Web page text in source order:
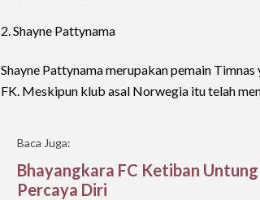
2. Shayne Pattynama
Shayne Pattynama merupakan pemain
FK. Meskipun klub asal Norwegia itu telah
Baca Juga:
Bhayangkara FC Ketiban
Percaya Diri